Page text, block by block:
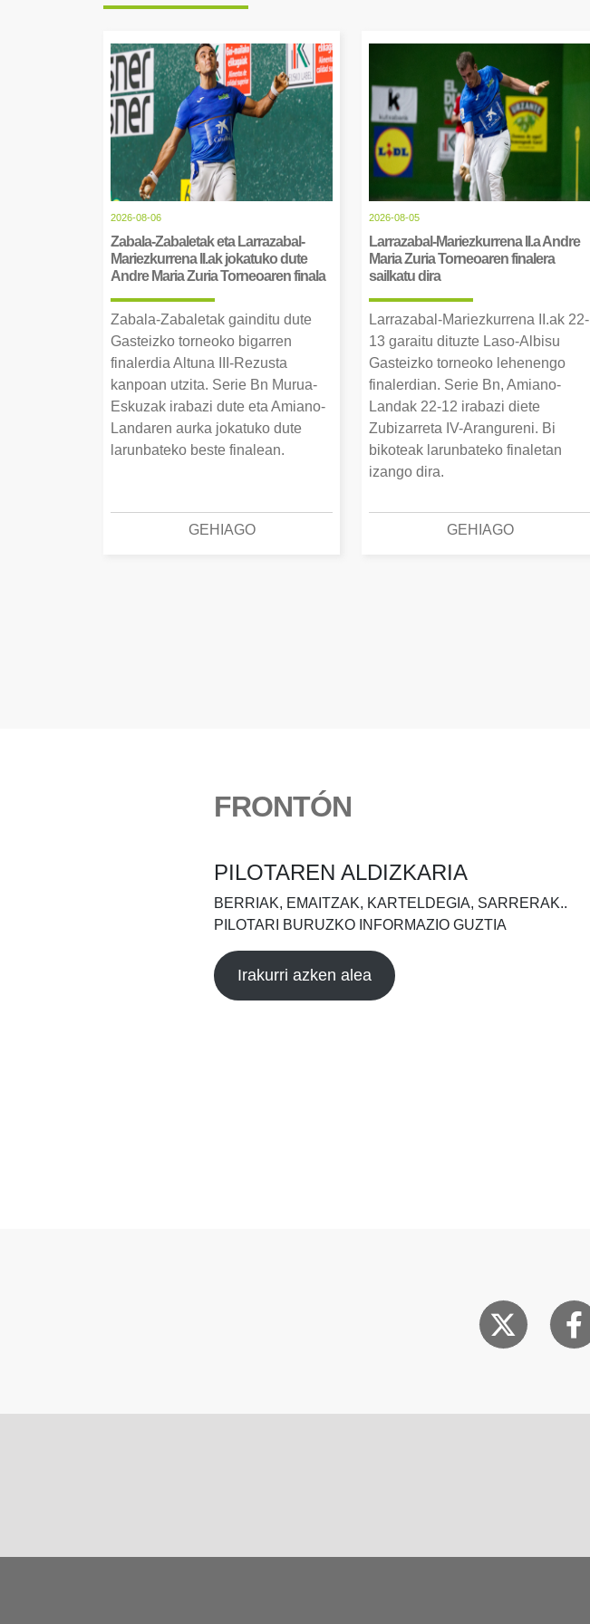
2026-08-06
Zabala-Zabaletak eta Larrazabal-
Mariezkurrena II.ak jokatuko dute
Andre Maria Zuria Torneoaren finala
Zabala-Zabaletak gainditu dute
Gasteizko torneoko bigarren
finalerdia Altuna III-Rezusta
kanpoan utzita. Serie Bn Murua-
Eskuzak irabazi dute eta Amiano-
Landaren aurka jokatuko dute
larunbateko beste finalean.
GEHIAGO
2026-08-05
Larrazabal-Mariezkurrena II.a Andre
Maria Zuria Torneoaren finalera
sailkatu dira
Larrazabal-Mariezkurrena II.ak 22-
13 garaitu dituzte Laso-Albisu
Gasteizko torneoko lehenengo
finalerdian. Serie Bn, Amiano-
Landak 22-12 irabazi diete
Zubizarreta IV-Arangureni. Bi
bikoteak larunbateko finaletan
izango dira.
GEHIAGO
FRONTÓN
PILOTAREN ALDIZKARIA
BERRIAK, EMAITZAK, KARTELDEGIA, SARRERAK..
PILOTARI BURUZKO INFORMAZIO GUZTIA
Irakurri azken alea